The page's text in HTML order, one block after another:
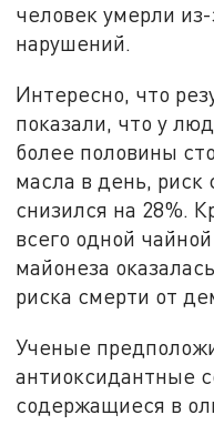
человек умерли
нарушений.
Интересно, что
показали, что у
более половины
масла в день,
снизился на 28%.
всего одной
майонеза
риска смерти от
Ученые
антиоксидантные
содержащиеся в